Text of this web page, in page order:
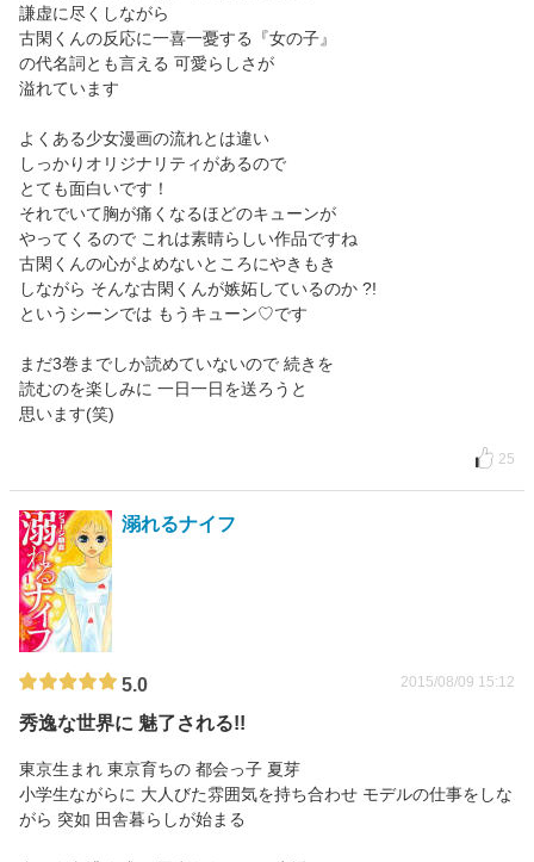
謙虚に尽くしながら
古閑くんの反応に一喜一憂する『女の子』
の代名詞とも言える 可愛らしさが
溢れています
よくある少女漫画の流れとは違い
しっかりオリジナリティがあるので
とても面白いです！
それでいて胸が痛くなるほどのキューンが
やってくるので これは素晴らしい作品ですね
古閑くんの心がよめないところにやきもき
しながら そんな古閑くんが嫉妬しているのか ?!
というシーンでは もうキューン♡です
まだ3巻までしか読めていないので 続きを
読むのを楽しみに 一日一日を送ろうと
思います(笑)
25
溺れるナイフ
5.0 2015/08/09 15:12
秀逸な世界に 魅了される!!
東京生まれ 東京育ちの 都会っ子 夏芽
小学生ながらに 大人びた雰囲気を持ち合わせ モデルの仕事をしな
がら 突如 田舎暮らしが始まる